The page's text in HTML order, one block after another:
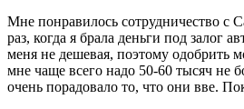
Мне понравилось сотрудничество с
раз, когда я брала деньги под залог
меня не дешевая, поэтому одобрить
мне чаще всего надо 50-60 тысяч не
очень порадовало то, что они вве.